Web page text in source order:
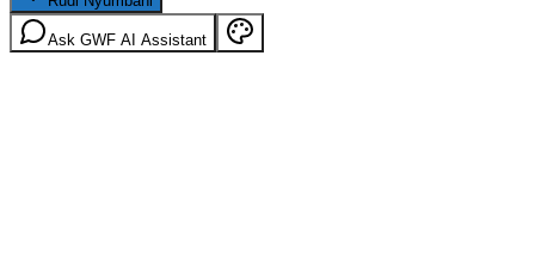
Ask GWF AI Assistant